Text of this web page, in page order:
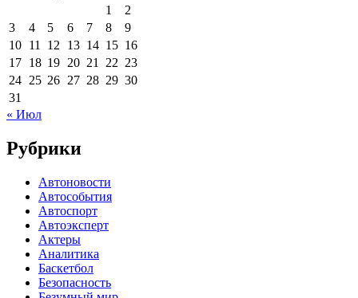
1
2
3
4 5 6 7 8
9
10 11 12 13 14 15 16
17 18 19 20 21 22 23
24 25 26 27 28 29 30
31
« Июл
Рубрики
Автоновости
Автособытия
Автоспорт
Автоэксперт
Актеры
Аналитика
Баскетбол
Безопасность